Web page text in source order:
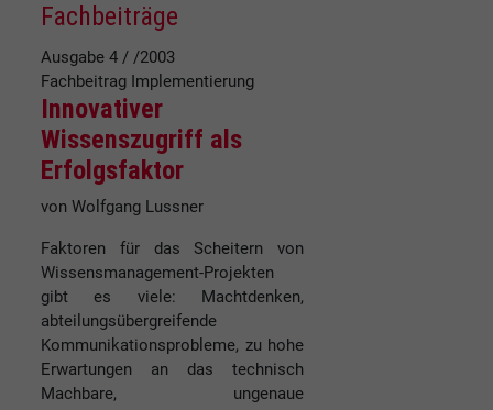
Fachbeiträge
Ausgabe 4 / /2003
Fachbeitrag Implementierung
Innovativer
Wissenszugriff als
Erfolgsfaktor
von Wolfgang Lussner
Faktoren für das Scheitern von
Wissensmanagement-Projekten
gibt es viele: Machtdenken,
abteilungsübergreifende
Kommunikationsprobleme, zu hohe
Erwartungen an das technisch
Machbare, ungenaue